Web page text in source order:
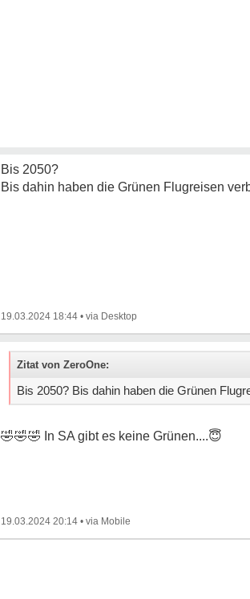
Bis 2050?
Bis dahin haben die Grünen Flugreisen
19.03.2024 18:44 •
Zitat von ZeroOne:
Bis 2050? Bis dahin haben die Grünen
🤣🤣🤣 In SA gibt es keine Grünen....😇
19.03.2024 20:14 •